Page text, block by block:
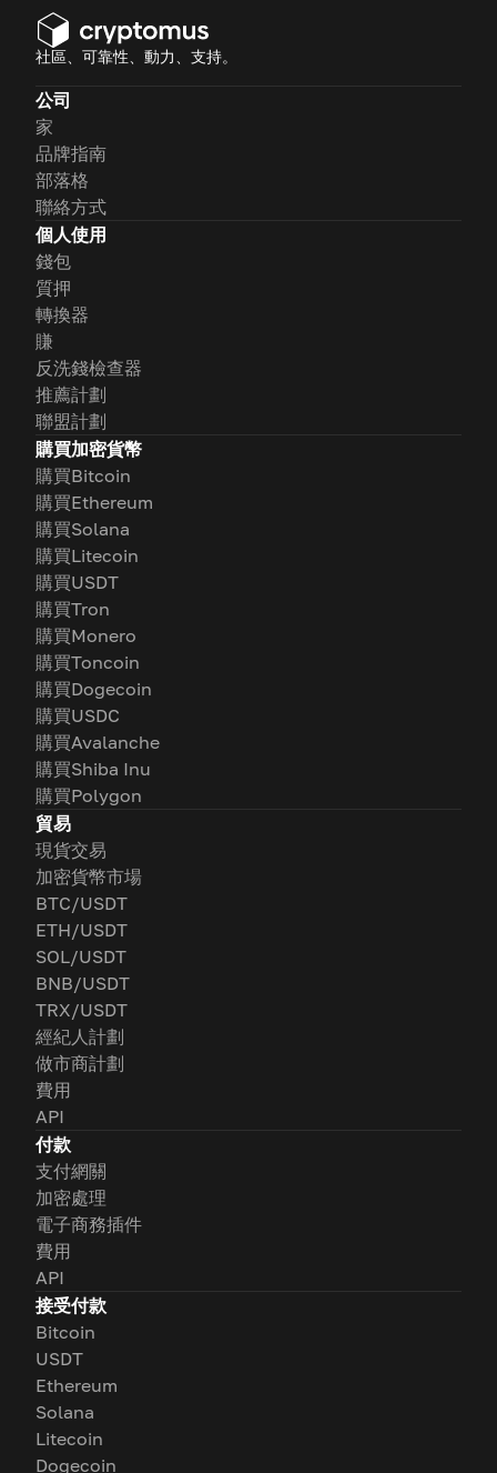
社區、可靠性、動力、支持。
公司
家
品牌指南
部落格
聯絡方式
個人使用
錢包
質押
轉換器
賺
反洗錢檢查器
推薦計劃
聯盟計劃
購買加密貨幣
購買Bitcoin
購買Ethereum
購買Solana
購買Litecoin
購買USDT
購買Tron
購買Monero
購買Toncoin
購買Dogecoin
購買USDC
購買Avalanche
購買Shiba Inu
購買Polygon
貿易
現貨交易
加密貨幣市場
BTC/USDT
ETH/USDT
SOL/USDT
BNB/USDT
TRX/USDT
經紀人計劃
做市商計劃
費用
API
付款
支付網關
加密處理
電子商務插件
費用
API
接受付款
Bitcoin
USDT
Ethereum
Solana
Litecoin
Dogecoin